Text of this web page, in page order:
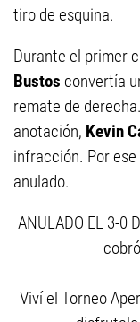
tiro de esquina.
Durante el primer
Bustos convertía
remate de
anotación, Kevin
infracción. Por
anulado.
ANULADO EL 3-0
Viví el Torneo